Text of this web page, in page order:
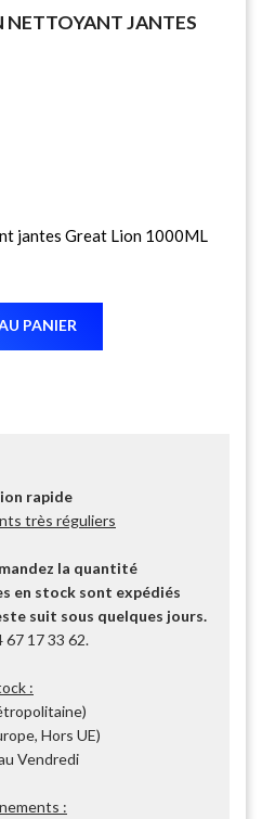
NETTOYANT JANTES
jantes Great Lion 1000ML
PANIER
rapide
très réguliers
la quantité
en stock sont expédiés
suit sous quelques jours.
67 17 33 62.
:
Hors UE)
Vendredi
: